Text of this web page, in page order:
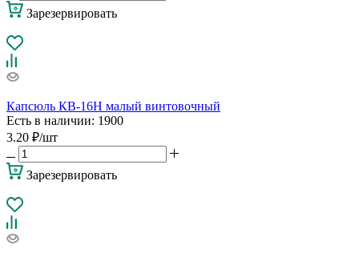
Зарезервировать
Капсюль КВ-16Н малый винтовочный
Есть в наличии: 1900
3.20 ₽/шт
Зарезервировать